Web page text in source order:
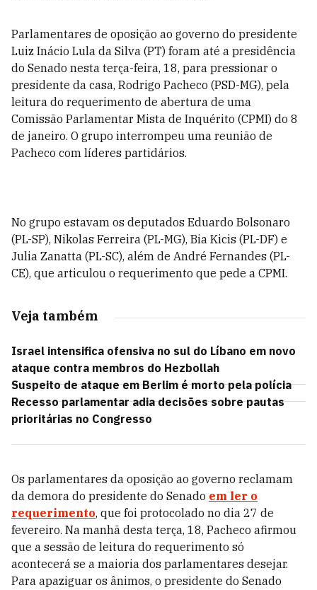
Parlamentares de oposição ao governo do presidente
Luiz Inácio Lula da Silva (PT) foram até a presidência
do Senado nesta terça-feira, 18, para pressionar o
presidente da casa, Rodrigo Pacheco (PSD-MG), pela
leitura do requerimento de abertura de uma
Comissão Parlamentar Mista de Inquérito (CPMI) do 8
de janeiro. O grupo interrompeu uma reunião de
Pacheco com líderes partidários.
No grupo estavam os deputados Eduardo Bolsonaro
(PL-SP), Nikolas Ferreira (PL-MG), Bia Kicis (PL-DF) e
Julia Zanatta (PL-SC), além de André Fernandes (PL-
CE), que articulou o requerimento que pede a CPMI.
Veja também
Israel intensifica ofensiva no sul do Líbano em novo
ataque contra membros do Hezbollah
Suspeito de ataque em Berlim é morto pela polícia
Recesso parlamentar adia decisões sobre pautas
prioritárias no Congresso
Os parlamentares da oposição ao governo reclamam
da demora do presidente do Senado em ler o
requerimento, que foi protocolado no dia 27 de
fevereiro. Na manhã desta terça, 18, Pacheco afirmou
que a sessão de leitura do requerimento só
acontecerá se a maioria dos parlamentares desejar.
Para apaziguar os ânimos, o presidente do Senado